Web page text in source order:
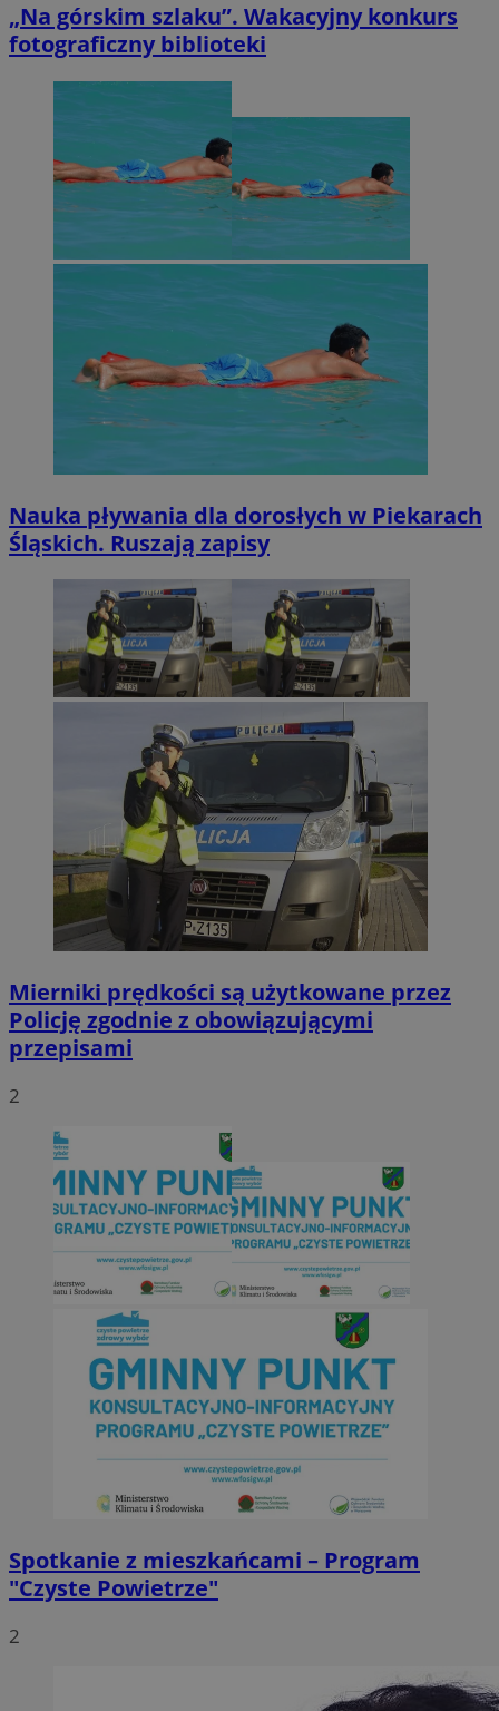
„Na górskim szlaku”. Wakacyjny konkurs
fotograficzny biblioteki
Nauka pływania dla dorosłych w Piekarach
Śląskich. Ruszają zapisy
Mierniki prędkości są użytkowane przez
Policję zgodnie z obowiązującymi
przepisami
2
Spotkanie z mieszkańcami – Program
"Czyste Powietrze"
2